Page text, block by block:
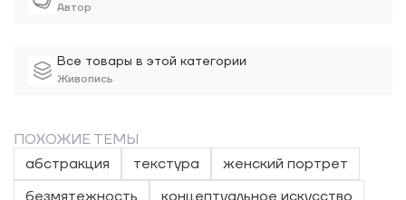
Автор
Все товары в этой категории
Живопись
ПОХОЖИЕ ТЕМЫ
абстракция
текстура
женский портрет
безмятежность
концептуальное искусство